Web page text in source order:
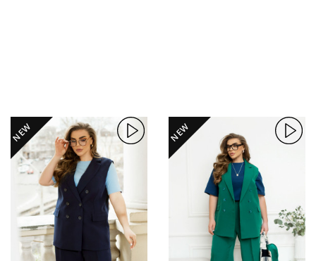
NEW NEW